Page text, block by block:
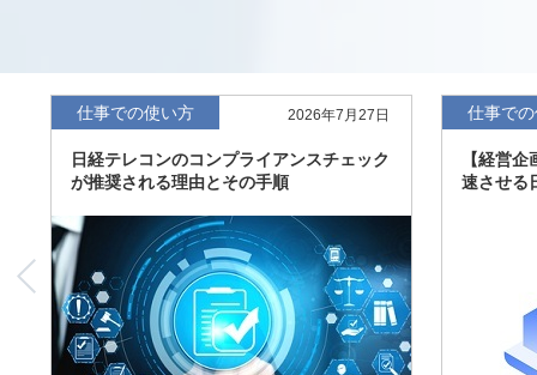
「日経POS情報マーケットレポート」の最新版、10～3月実
績の市場動向を速報
度の予想を実施
仕事での使い方 2026年7月27日
日経テレコンのコンプライアンスチェック
が推奨される理由とその手順
仕事で
【経営
速させる